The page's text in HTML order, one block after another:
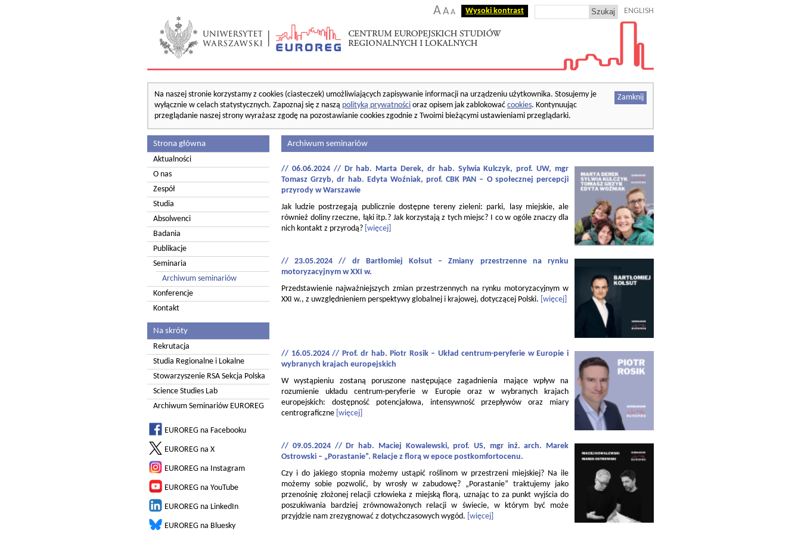
AA A Wysoki kontrast ENGLISH
Zamknij
Na naszej stronie korzystamy z cookies (ciasteczek) umożliwiających zapisywanie informacji na urządzeniu użytkownika. Stosujemy je
wyłącznie w celach statystycznych. Zapoznaj się z naszą polityką prywatności oraz opisem jak zablokować cookies. Kontynuując
przeglądanie naszej strony wyrażasz zgodę na pozostawianie cookies zgodnie z Twoimi bieżącymi ustawieniami przeglądarki.
Strona główna
Aktualności
O nas
Zespół
Studia
Absolwenci
Badania
Publikacje
Seminaria
Archiwum seminariów
Konferencje
Kontakt
Na skróty
Rekrutacja
Studia Regionalne i Lokalne
Stowarzyszenie RSA Sekcja Polska
Science Studies Lab
Archiwum Seminariów EUROREG
EUROREG na Facebooku
EUROREG na X
EUROREG na Instagram
EUROREG na YouTube
EUROREG na LinkedIn
EUROREG na Bluesky
Archiwum seminariów
// 06.06.2024 // Dr hab. Marta Derek, dr hab. Sylwia Kulczyk, prof. UW, mgr
Tomasz Grzyb, dr hab. Edyta Woźniak, prof. CBK PAN – O społecznej percepcji
przyrody w Warszawie
Jak ludzie postrzegają publicznie dostępne tereny zieleni: parki, lasy miejskie, ale
również doliny rzeczne, łąki itp.? Jak korzystają z tych miejsc? I co w ogóle znaczy dla
nich kontakt z przyrodą? [więcej]
// 23.05.2024 // dr Bartłomiej Kołsut – Zmiany przestrzenne na rynku
motoryzacyjnym w XXI w.
Przedstawienie najważniejszych zmian przestrzennych na rynku motoryzacyjnym w
XXI w., z uwzględnieniem perspektywy globalnej i krajowej, dotyczącej Polski. [więcej]
// 16.05.2024 // Prof. dr hab. Piotr Rosik – Układ centrum-peryferie w Europie i
wybranych krajach europejskich
W wystąpieniu zostaną poruszone następujące zagadnienia mające wpływ na
rozumienie układu centrum-peryferie w Europie oraz w wybranych krajach
europejskich: dostępność potencjałowa, intensywność przepływów oraz miary
centrograficzne [więcej]
// 09.05.2024 // Dr hab. Maciej Kowalewski, prof. US, mgr inż. arch. Marek
Ostrowski – „Porastanie”. Relacje z florą w epoce postkomfortocenu.
Czy i do jakiego stopnia możemy ustąpić roślinom w przestrzeni miejskiej? Na ile
możemy sobie pozwolić, by wrosły w zabudowę? „Porastanie” traktujemy jako
przenośnię złożonej relacji człowieka z miejską florą, uznając to za punkt wyjścia do
poszukiwania bardziej zrównoważonych relacji w świecie, w którym być może
przyjdzie nam zrezygnować z dotychczasowych wygód. [więcej]